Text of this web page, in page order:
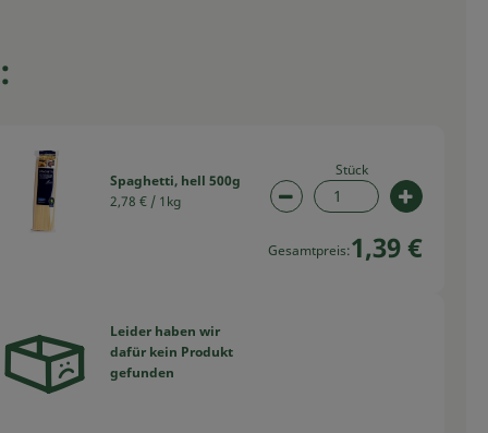
ändern
Spaghetti, hell 500g
2,78 € / 1kg
Stück
Artikelanzahl
Gesamtpreis:1,39 €
ändern
Leider haben wir
dafür kein Produkt
gefunden